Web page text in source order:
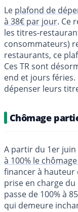
Le plafond de
à 38€ par jour. Ce
les titres-
consommateurs)
restaurants, ce
Ces TR sont
end et jours féries.
dépenser leurs
Chômage
A partir du 1er juin
à 100% le
financer à hauteur
prise en charge du
passe de 100% à
qui demeure